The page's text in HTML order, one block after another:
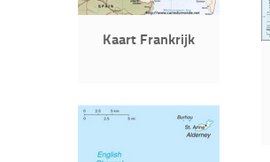
Kaart Frankrijk